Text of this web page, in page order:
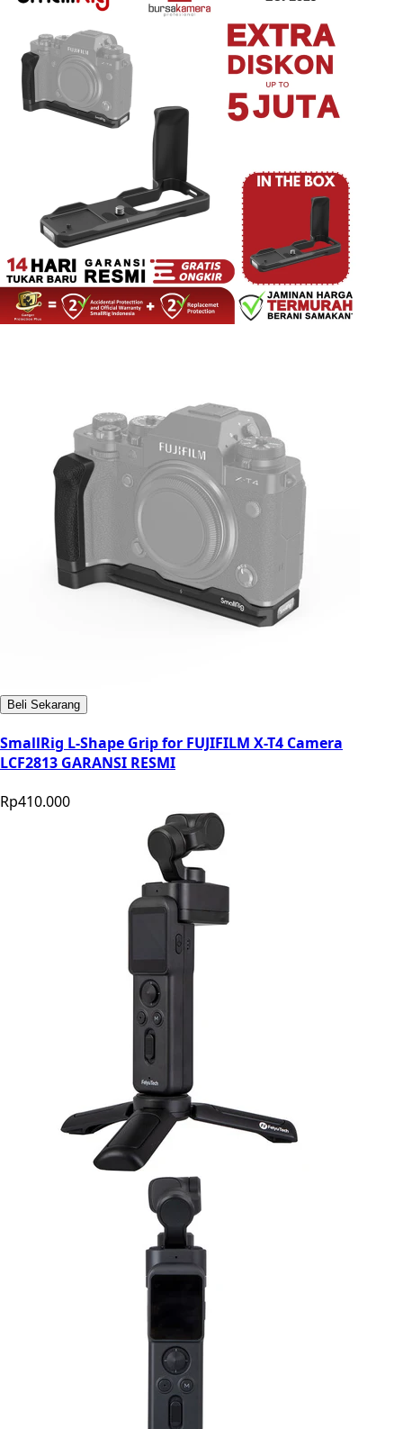
Beli Sekarang
SmallRig L-Shape Grip for FUJIFILM X-T4 Camera
LCF2813 GARANSI RESMI
Rp410.000